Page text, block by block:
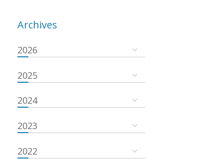
Archives
2026
2025
2024
2023
2022